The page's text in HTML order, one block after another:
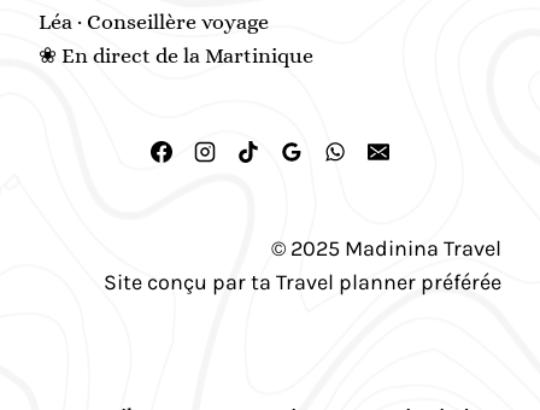
Léa · Conseillère voyage
❀ En direct de la Martinique
© 2025 Madinina Travel
Site conçu par ta Travel planner préférée